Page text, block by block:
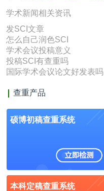
学术新闻相关资讯
发SCI文章
怎么自己润色SCI
学术会议投稿意义
投稿SCI有查重吗
国际学术会议论文好发表吗
查重产品
硕博初稿查重系统
本科定稿查重系统